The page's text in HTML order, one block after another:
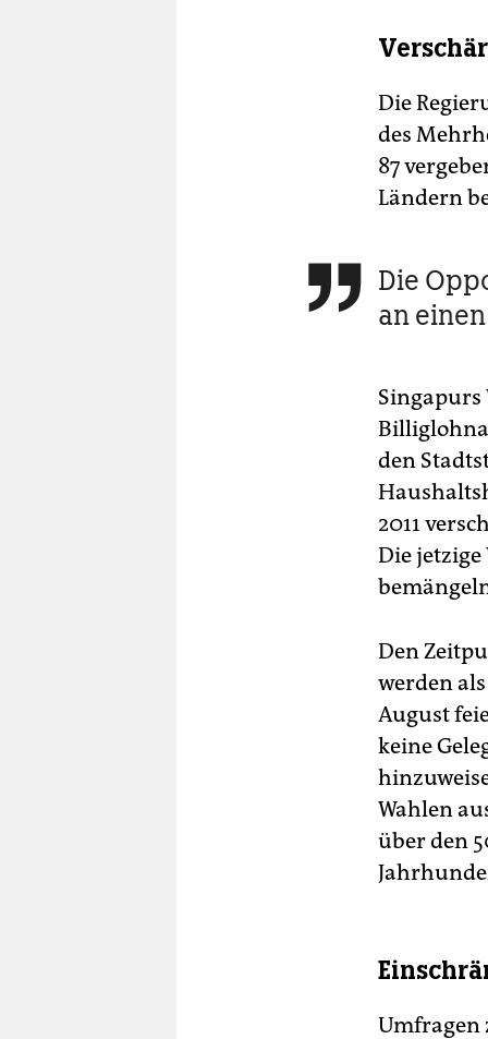
Die
des
87
Ländern
 Die
an
Singapurs
den
2011
Die
Den
werden
August
keine
Wahlen
über den
Umfragen